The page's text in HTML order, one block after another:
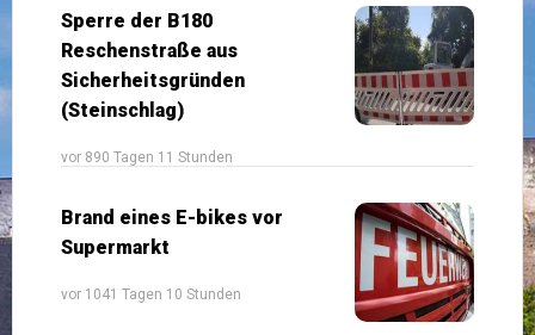
Sperre der B180
Reschenstraße aus
Sicherheitsgründen
(Steinschlag)
vor 890 Tagen 11 Stunden
Brand eines E-bikes vor
Supermarkt
vor 1041 Tagen 10 Stunden